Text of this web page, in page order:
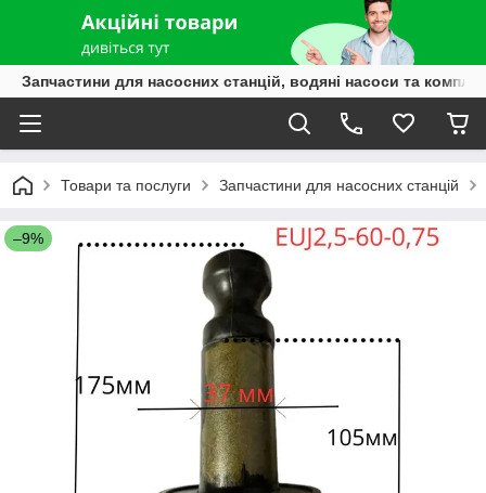
Запчастини для насосних станцій, водяні насоси та
Товари та послуги Запчастини для насосних станцій
–9%